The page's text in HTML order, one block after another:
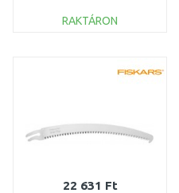
RAKTÁRON
Összehasonlítás
22 631 Ft